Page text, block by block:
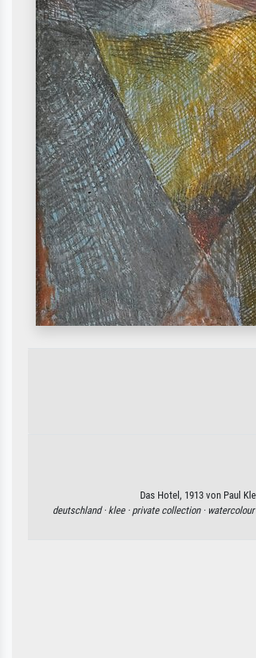
Das Hotel, 1913 von Paul
deutschland · klee · private collection ·